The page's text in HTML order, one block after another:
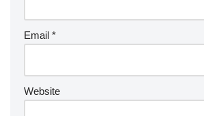
Email *
Website